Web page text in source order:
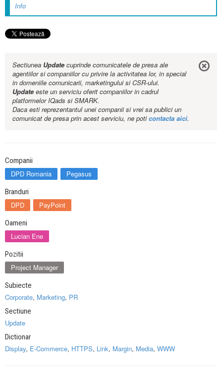
Info
Sectiunea Updatecuprinde comunicatele de presa ale
agentiilor si companiilor cu privire la activitatea lor, in special
in domeniile comunicarii, marketingului si CSR-ului.
Updateeste un serviciu oferit companiilor in cadrul
platformelor IQads si SMARK.
Daca esti reprezentantul unei companii si vrei sa publici un
comunicat de presa prin acest serviciu, ne poticontacta aici.
Companii
DPD Romania Pegasus
Branduri
DPD PayPoint
Oameni
Lucian Ene
Pozitii
Project Manager
Subiecte
Corporate, Marketing, PR
Sectiune
Update
Dictionar
Display, E-Commerce, HTTPS, Link, Margin, Media, WWW